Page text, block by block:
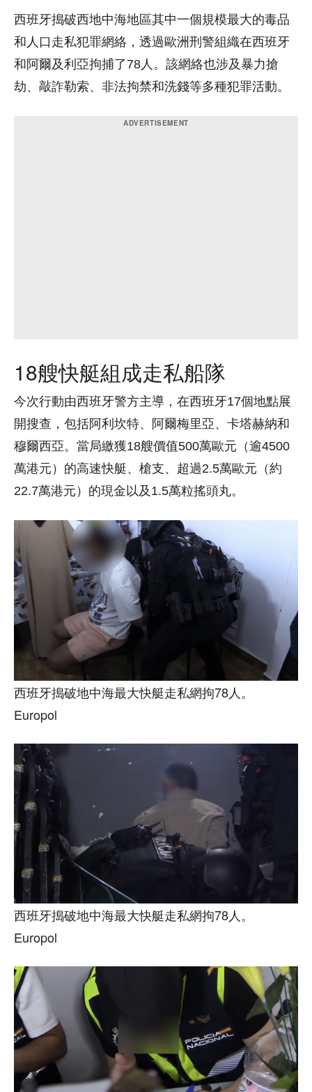
西班牙搗破西地中海地區其中一個規模最大的毒品
和人口走私犯罪網絡，透過歐洲刑警組織在西班牙
和阿爾及利亞拘捕了78人。該網絡也涉及暴力搶
劫、敲詐勒索、非法拘禁和洗錢等多種犯罪活動。
18艘快艇組成走私船隊
今次行動由西班牙警方主導，在西班牙17個地點展
開搜查，包括阿利坎特、阿爾梅里亞、卡塔赫納和
穆爾西亞。當局繳獲18艘價值500萬歐元（逾4500
萬港元）的高速快艇、槍支、超過2.5萬歐元（約
22.7萬港元）的現金以及1.5萬粒搖頭丸。
西班牙搗破地中海最大快艇走私網拘78人。
Europol
西班牙搗破地中海最大快艇走私網拘78人。
Europol